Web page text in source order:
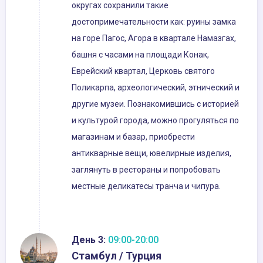
округах сохранили такие
достопримечательности как: руины замка
на горе Пагос, Агора в квартале Намазгах,
башня с часами на площади Конак,
Еврейский квартал, Церковь святого
Поликарпа, археологический, этнический и
другие музеи. Познакомившись с историей
и культурой города, можно прогуляться по
магазинам и базар, приобрести
антикварные вещи, ювелирные изделия,
заглянуть в рестораны и попробовать
местные деликатесы транча и чипура.
День 3: 09:00-20:00
Стамбул / Турция